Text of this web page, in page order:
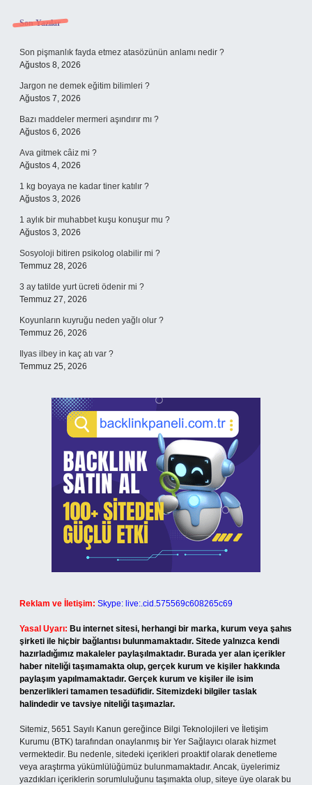
Sidebar
Son Yazılar
Son pişmanlık fayda etmez atasözünün anlamı nedir ?
Ağustos 8, 2026
Jargon ne demek eğitim bilimleri ?
Ağustos 7, 2026
Bazı maddeler mermeri aşındırır mı ?
Ağustos 6, 2026
Ava gitmek câiz mi ?
Ağustos 4, 2026
1 kg boyaya ne kadar tiner katılır ?
Ağustos 3, 2026
1 aylık bir muhabbet kuşu konuşur mu ?
Ağustos 3, 2026
Sosyoloji bitiren psikolog olabilir mi ?
Temmuz 28, 2026
3 ay tatilde yurt ücreti ödenir mi ?
Temmuz 27, 2026
Koyunların kuyruğu neden yağlı olur ?
Temmuz 26, 2026
Ilyas ilbey in kaç atı var ?
Temmuz 25, 2026
Reklam ve İletişim: Skype: live:.cid.575569c608265c69
Yasal Uyarı: Bu internet sitesi, herhangi bir marka, kurum veya şahıs
şirketi ile hiçbir bağlantısı bulunmamaktadır. Sitede yalnızca kendi
hazırladığımız makaleler paylaşılmaktadır. Burada yer alan içerikler
haber niteliği taşımamakta olup, gerçek kurum ve kişiler hakkında
paylaşım yapılmamaktadır. Gerçek kurum ve kişiler ile isim
benzerlikleri tamamen tesadüfidir. Sitemizdeki bilgiler taslak
halindedir ve tavsiye niteliği taşımazlar.
Sitemiz, 5651 Sayılı Kanun gereğince Bilgi Teknolojileri ve İletişim
Kurumu (BTK) tarafından onaylanmış bir Yer Sağlayıcı olarak hizmet
vermektedir. Bu nedenle, sitedeki içerikleri proaktif olarak denetleme
veya araştırma yükümlülüğümüz bulunmamaktadır. Ancak, üyelerimiz
yazdıkları içeriklerin sorumluluğunu taşımakta olup, siteye üye olarak bu